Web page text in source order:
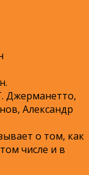
Джерманетто,
Александр
о том, как
числе и в